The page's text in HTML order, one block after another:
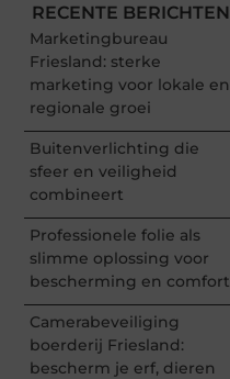
RECENTE BERICHTEN
Marketingbureau
Friesland: sterke
marketing voor lokale en
regionale groei
Buitenverlichting die
sfeer en veiligheid
combineert
Professionele folie als
slimme oplossing voor
bescherming en comfort
Camerabeveiliging
boerderij Friesland:
bescherm je erf, dieren